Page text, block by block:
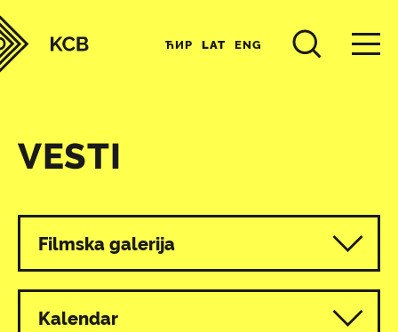
ЋИР LAT ENG
VESTI
Svi programi
Filmska galerija
Kalendar